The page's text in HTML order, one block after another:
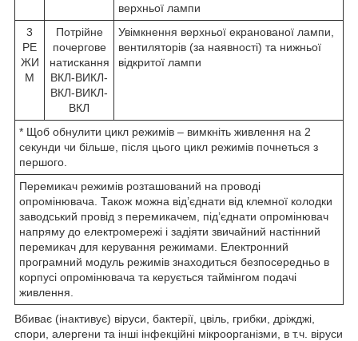
верхньої лампи
3
РЕ
ЖИ
М
Потрійне
почергове
натискання
ВКЛ-ВИКЛ-
ВКЛ-ВИКЛ-
ВКЛ
Увімкнення верхньої екранованої лампи,
вентиляторів (за наявності) та нижньої
відкритої лампи
* Щоб обнулити цикл режимів – вимкніть живлення на 2
секунди чи більше, після цього цикл режимів почнеться з
першого.
Перемикач режимів розташований на проводі
опромінювача. Також можна від’єднати від клемної колодки
заводський провід з перемикачем, під’єднати опромінювач
напряму до електромережі і задіяти звичайний настінний
перемикач для керування режимами. Електронний
програмний модуль режимів знаходиться безпосередньо в
корпусі опромінювача та керується таймінгом подачі
живлення.
Вбиває (інактивує) віруси, бактерії, цвіль, грибки, дріжджі,
спори, алергени та інші інфекційні мікроорганізми, в т.ч. віруси